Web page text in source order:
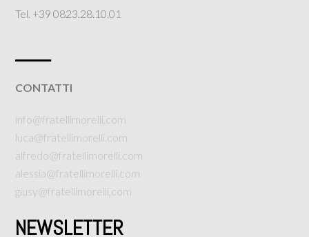
Tel. +39 0823.28.10.01
CONTATTI
info@fratellimorelli.com
luca@fratellimorelli.com
alfredo@fratellimorelli.com
alessia@fratellimorelli.com
giusy@fratellimorelli.com
NEWSLETTER